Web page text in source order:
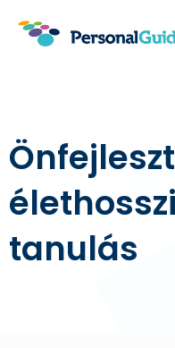
tanulás